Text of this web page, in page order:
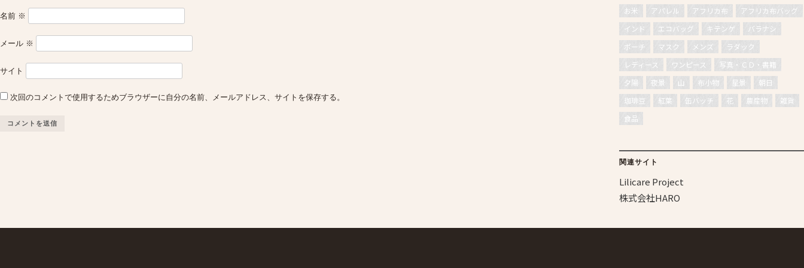
名前 ※
メール ※
サイト
次回のコメントで使用するためブラウザーに自分の名前、メールアドレス、サイトを保存する。
お米 アパレル アフリカ布
アフリカ布バッグ
インド
エコバッグ キテンゲ
バラナシ
ポーチ
マスク メンズ
ラダック
レディース
ワンピース
写真・ＣＤ・書籍
夕陽
夜景 山 布小物 星景
朝日
珈琲豆
紅葉 缶バッチ 花 農産物
雑貨
食品
関連サイト
Lilicare Project
株式会社HARO